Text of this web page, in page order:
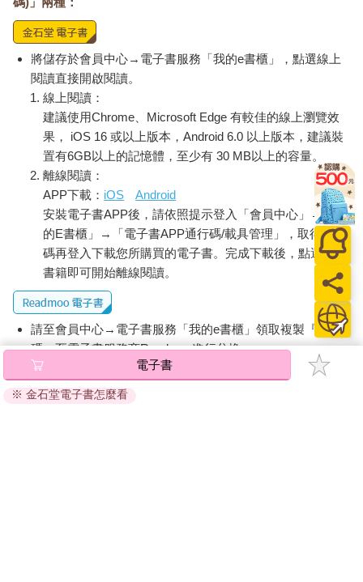
將儲存於會員中心→電子書服務「我的e書櫃」，點選線上
閱讀直接開啟閱讀。
線上閱讀：
建議使用Chrome、Microsoft Edge 有較佳的線上瀏覽效
果， iOS 16 或以上版本，Android 6.0 以上版本，建議裝
置有6GB以上的記憶體，至少有 30 MB以上的容量。
離線閱讀：
APP下載： iOS
Android
安裝電子書APP後，請依照提示登入「會員中心」→「我
的E書櫃」→「電子書APP通行碼/載具管理」，取得通行
碼再登入下載您所購買的電子書。完成下載後，點選任一
書籍即可開始離線閱讀。
請至會員中心→電子書服務「我的e書櫃」領取複製『兌換
碼』至電子書服務商Readmoo進行兌換。
退換貨須知：
因版權保護，您在金石堂所購買的電子書僅能以金石堂專屬
電子書
※ 金石堂電子書怎麼看